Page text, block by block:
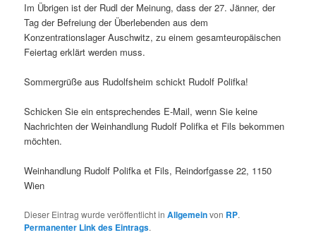
Im Übrigen ist der Rudl der Meinung, dass der 27. Jänner, der
Tag der Befreiung der Überlebenden aus dem
Konzentrationslager Auschwitz, zu einem gesamteuropäischen
Feiertag erklärt werden muss.
Sommergrüße aus Rudolfsheim schickt Rudolf Polifka!
Schicken Sie ein entsprechendes E-Mail, wenn Sie keine
Nachrichten der Weinhandlung Rudolf Polifka et Fils bekommen
möchten.
Weinhandlung Rudolf Polifka et Fils, Reindorfgasse 22, 1150
Wien
Dieser Eintrag wurde veröffentlicht inAllgemeinvon RP.
Permanenter Link des Eintrags.